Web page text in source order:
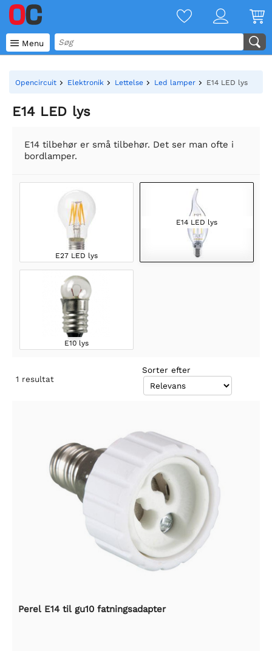
 Menu
Opencircuit Elektronik Lettelse Led lamper E14 LED lys
E14 LED lys
E14 tilbehør er små tilbehør. Det ser man ofte i
bordlamper.
E27 LED lys
E14 LED lys
E10 lys
1 resultat
Sorter efter
Perel E14 til gu10 fatningsadapter